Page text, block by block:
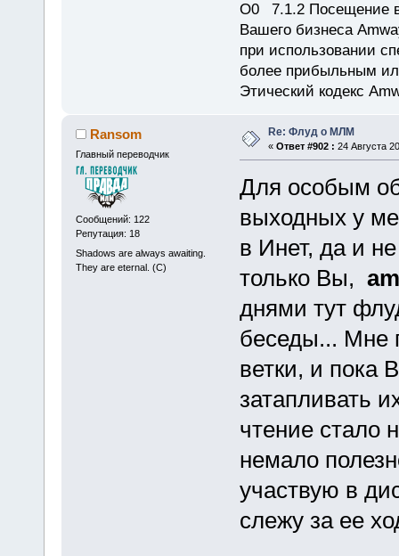
7.1.2 Посещение
Вашего бизнеса
при использовании
более прибыльным
Этический кодекс
Ransom
Главный переводчик
Сообщений: 122
Репутация: 18
Shadows are always awaiting.
They are eternal. (C)
Re: Флуд о МЛМ
« Ответ #902 : 24 Августа
Для особым
выходных у
в Инет, да и
только Вы,
днями тут
беседы... Мне
ветки, и пока
затапливать
чтение стало
немало
участвую в
слежу за ее